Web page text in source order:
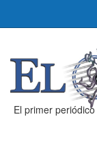
El primer